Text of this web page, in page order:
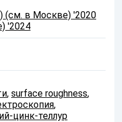
в Москве) '2020
'2024
, surface roughness,
,
цинк-теллур